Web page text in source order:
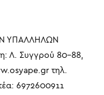
ΥΠΑΛΛΗΛΩΝ
Λ. Συγγρού 80-88,
τηλ.
6972600911